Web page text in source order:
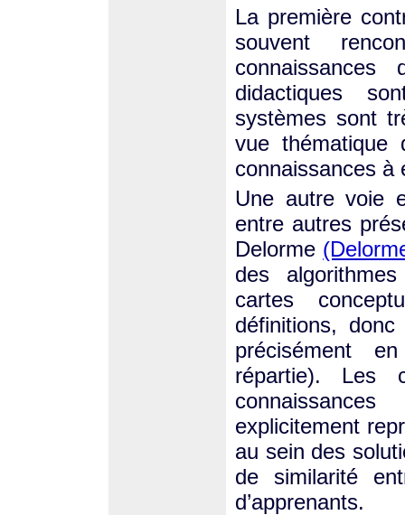
La première
souvent
didactiques
systèmes sont
vue
connaissances à
Une autre voie
entre autres
Delorme
des
cartes
définitions,
précisément
répartie). Les
explicitement
au sein des
de similarité
d’apprenants.